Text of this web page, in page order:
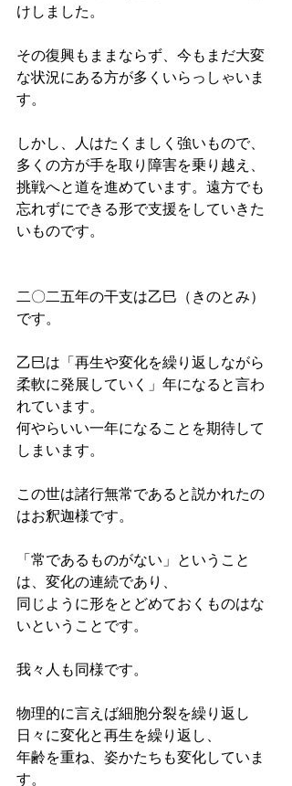
けしました。
その復興もままならず、今もまだ大変
な状況にある方が多くいらっしゃいま
す。
しかし、人はたくましく強いもので、
多くの方が手を取り障害を乗り越え、
挑戦へと道を進めています。遠方でも
忘れずにできる形で支援をしていきた
いものです。
二〇二五年の干支は乙巳（きのとみ）
です。
乙巳は「再生や変化を繰り返しながら
柔軟に発展していく」﻿年になると言わ
れています。
何やらいい一年になることを期待して
しまいます。
この世は諸行無常であると説かれたの
はお釈迦様です。
「常であるものがない」ということ
は、変化の連続であり、
同じように形をとどめておくものはな
いということです。
我々人も同様です。
物理的に言えば細胞分裂を繰り返し
日々に変化と再生を繰り返し、
年齢を重ね、姿かたちも変化していま
す。